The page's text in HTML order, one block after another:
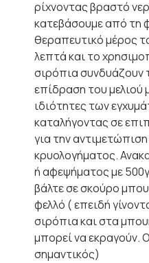
ρίχνοντας βραστό
κατεβάσουμε από τη
θεραπευτικό μέρος
λεπτά και το
σιρόπια συνδυάζουν
επίδραση του μελιού
ιδιότητες των
καταλήγοντας σε
για την
κρυολογήματος.
ή αφεψήματος με
βάλτε σε σκούρο
φελλό ( επειδή
σιρόπια και στα
μπορεί να εκραγούν.
σημαντικός)